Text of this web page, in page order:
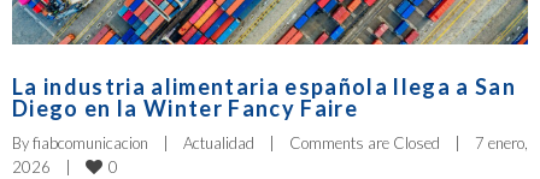
La industria alimentaria española llega a San
Diego en la Winter Fancy Faire
By fiabcomunicacion Actualidad Comments are Closed
7 enero,
2026
0